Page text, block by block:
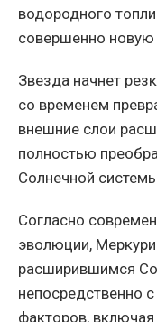
водородного
совершенно новую
Звезда начнет
со временем
внешние слои
полностью
Солнечной
Согласно
эволюции,
расширившимся
непосредственно
факторов,